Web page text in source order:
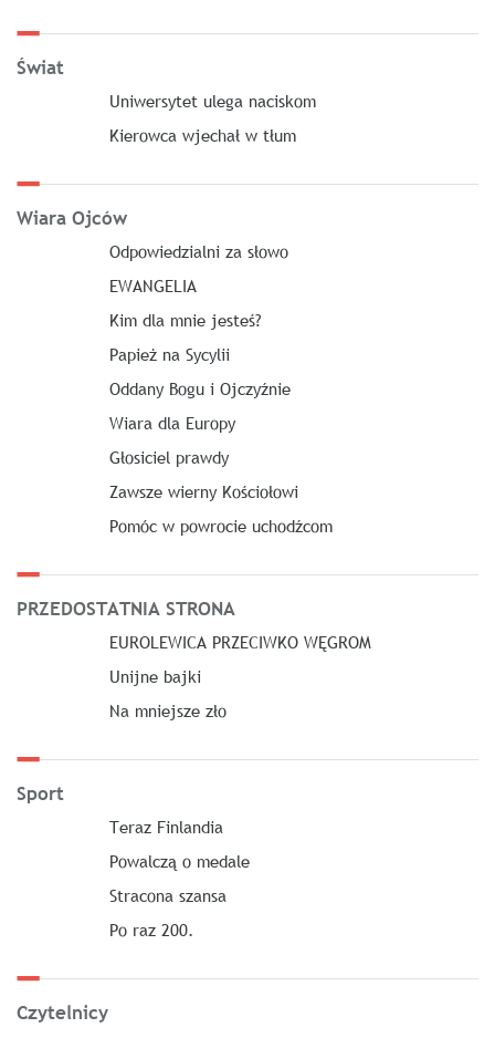
Świat
Uniwersytet ulega naciskom
Kierowca wjechał w tłum
Wiara Ojców
Odpowiedzialni za słowo
EWANGELIA
Kim dla mnie jesteś?
Papież na Sycylii
Oddany Bogu i Ojczyźnie
Wiara dla Europy
Głosiciel prawdy
Zawsze wierny Kościołowi
Pomóc w powrocie uchodźcom
PRZEDOSTATNIA STRONA
EUROLEWICA PRZECIWKO WĘGROM
Unijne bajki
Na mniejsze zło
Sport
Teraz Finlandia
Powalczą o medale
Stracona szansa
Po raz 200.
Czytelnicy